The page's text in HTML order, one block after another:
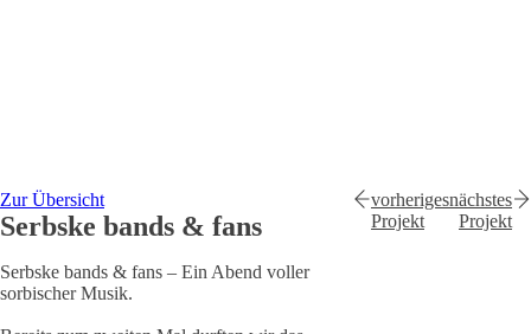
Zur Übersicht
Serbske bands & fans
Serbske bands & fans – Ein Abend voller
sorbischer Musik.
vorheriges
Projekt
nächstes
Projekt